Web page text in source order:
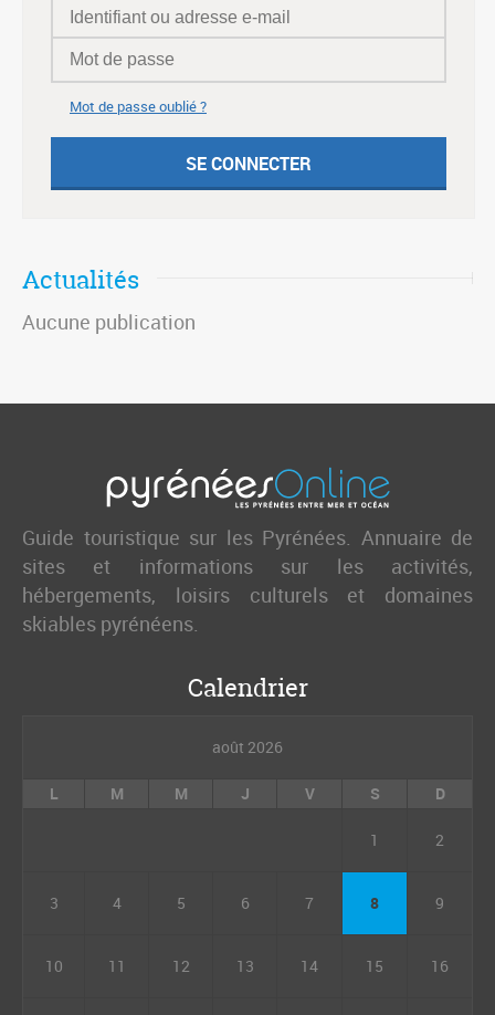
Mot de passe oublié ?
Actualités
Aucune publication
Guide touristique sur les Pyrénées. Annuaire de
sites et informations sur les activités,
hébergements, loisirs culturels et domaines
skiables pyrénéens.
Calendrier
août 2026
L M M J V S D
1 2
3 4 5 6 7 8 9
10 11 12 13 14 15 16